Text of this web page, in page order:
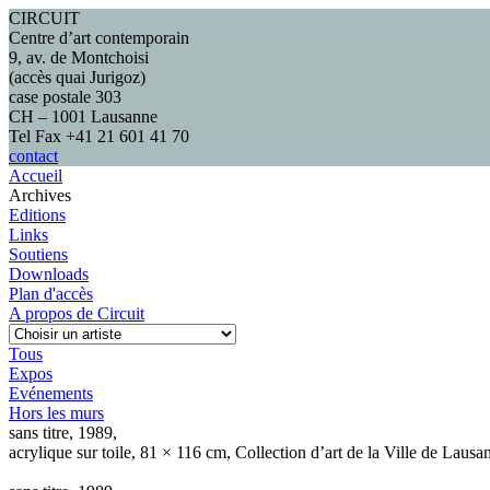
CIRCUIT
Centre d’art contemporain
9, av. de Montchoisi
(accès quai Jurigoz)
case postale 303
CH – 1001 Lausanne
Tel Fax +41 21 601 41 70
contact
Accueil
Archives
Editions
Links
Soutiens
Downloads
Plan d'accès
A propos de Circuit
Tous
Expos
Evénements
Hors les murs
sans titre, 1989,
acrylique sur toile, 81 × 116 cm, Collection d’art de la Ville de